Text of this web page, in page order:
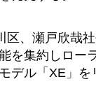
区、瀬戸欣哉
を集約しロー
デル「XE」を